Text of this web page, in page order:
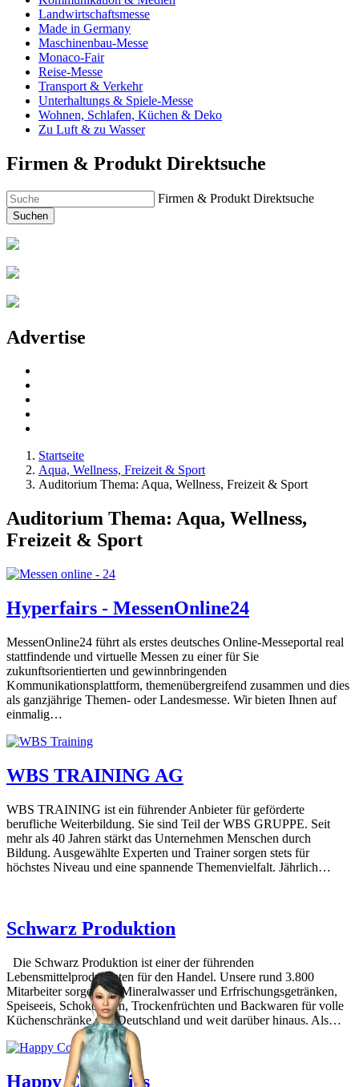
Landwirtschaftsmesse
Made in Germany
Maschinenbau-Messe
Monaco-Fair
Reise-Messe
Transport & Verkehr
Unterhaltungs & Spiele-Messe
Wohnen, Schlafen, Küchen & Deko
Zu Luft & zu Wasser
Firmen & Produkt Direktsuche
Firmen & Produkt Direktsuche
Suchen
Advertise
Startseite
Aqua, Wellness, Freizeit & Sport
Auditorium Thema: Aqua, Wellness, Freizeit & Sport
Auditorium Thema: Aqua, Wellness,
Freizeit & Sport
Hyperfairs - MessenOnline24
MessenOnline24 führt als erstes deutsches Online-Messeportal real
stattfindende und virtuelle Messen zu einer für Sie
zukunftsorientierten und gewinnbringenden
Kommunikationsplattform, themenübergreifend zusammen und dies
als ganzjährige Themen- oder Landesmesse. Wir bieten Ihnen auf
einmalig…
WBS TRAINING AG
WBS TRAINING ist ein führender Anbieter für geförderte
berufliche Weiterbildung. Sie sind Teil der WBS GRUPPE. Seit
mehr als 40 Jahren stärkt das Unternehmen Menschen durch
Bildung. Ausgewählte Experten und Trainer sorgen stets für
höchstes Niveau und eine spannende Themenvielfalt. Jährlich…
Schwarz Produktion
Die Schwarz Produktion ist einer der führenden
Lebensmittelproduzenten für den Handel. Unsere rund 3.800
Mitarbeiter sorgen mit Mineralwasser und Erfrischungsgetränken,
Speiseeis, Schokoladen, Trockenfrüchten und Backwaren für volle
Küchenschränke – in Deutschland und weit darüber hinaus. Als…
Happy Cosmetics